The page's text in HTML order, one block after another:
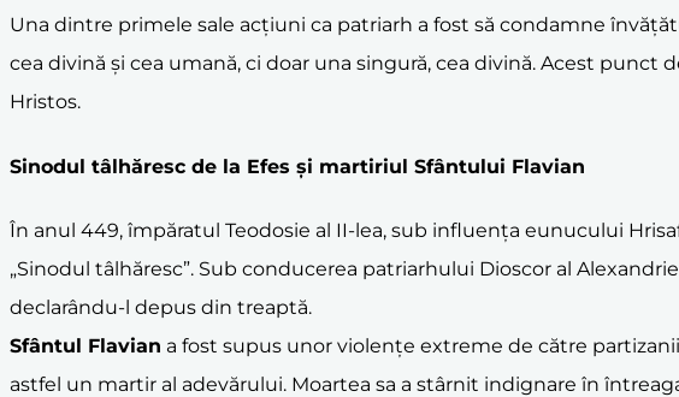
Una dintre primele sale acțiuni ca patriarh a fost să condamne
cea divină și cea umană, ci doar una singură, cea divină. Acest
Hristos.
Sinodul tâlhăresc de la Efes și martiriul Sfântului Flavian
În anul 449, împăratul Teodosie al II-lea, sub influența eunucului
„Sinodul tâlhăresc”. Sub conducerea patriarhului Dioscor al
declarându-l depus din treaptă.
Sfântul Flavian a fost supus unor violențe extreme de către
astfel un martir al adevărului. Moartea sa a stârnit indignare în